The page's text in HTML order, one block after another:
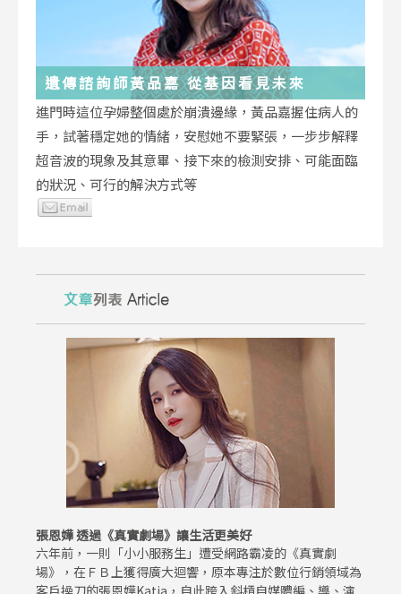
遺傳諮詢師黃品嘉 從基因看見未來
進門時這位孕婦整個處於崩潰邊緣，黃品嘉握住病人的
手，試著穩定她的情緒，安慰她不要緊張，一步步解釋
超音波的現象及其意畢、接下來的檢測安排、可能面臨
的狀況、可行的解決方式等
張恩嬅 透過《真實劇場》讓生活更美好
六年前，一則「小小服務生」遭受網路霸凌的《真實劇
場》，在ＦＢ上獲得廣大迴響，原本專注於數位行銷領域為
客戶操刀的張恩嬅Katia，自此跨入斜槓自媒體編、導、演